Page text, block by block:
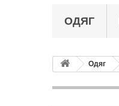
ОДЯГ
Одяг